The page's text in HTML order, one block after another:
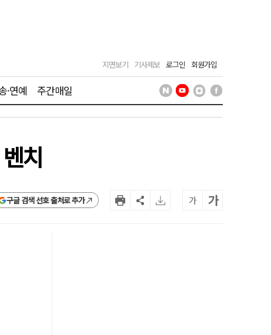
지면보기 기사제보 로그인 회원가입
·연예 주간매일
치
구글 검색 선호 출처로 추가 가 가